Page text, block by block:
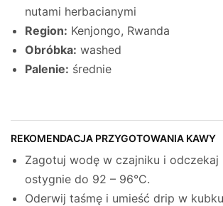
nutami herbacianymi
Region: Kenjongo, Rwanda
Obróbka: washed
Palenie: średnie
REKOMENDACJA PRZYGOTOWANIA KAWY
Zagotuj wodę w czajniku i odczekaj
ostygnie do 92 – 96°C.
Oderwij taśmę i umieść drip w